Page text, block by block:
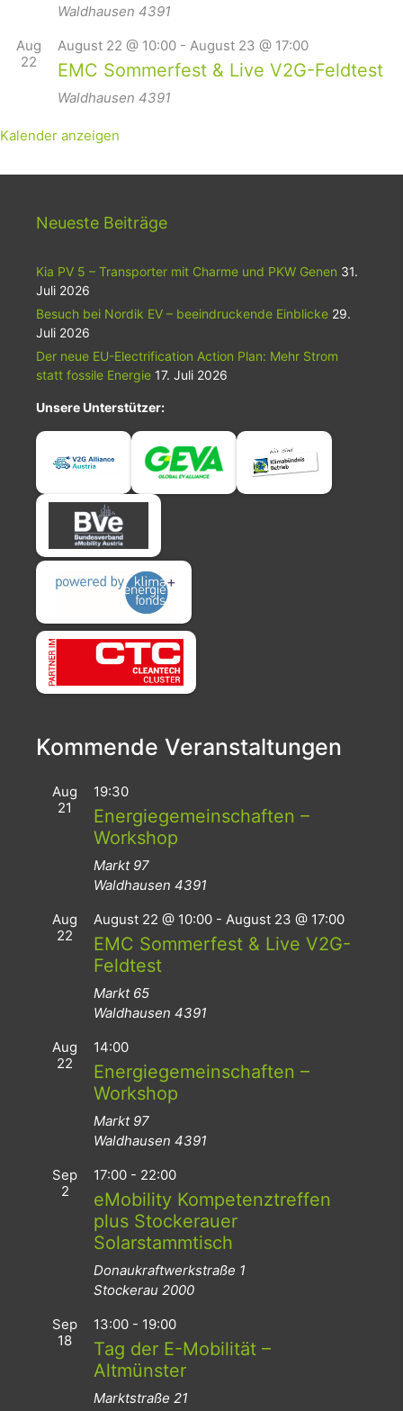
Waldhausen 4391
Aug
22
August 22 @ 10:00 - August 23 @ 17:00
EMC Sommerfest & Live V2G-Feldtest
Waldhausen 4391
Kalender anzeigen
Neueste Beiträge
Kia PV 5 – Transporter mit Charme und PKW Genen 31.
Juli 2026
Besuch bei Nordik EV – beeindruckende Einblicke 29.
Juli 2026
Der neue EU-Electrification Action Plan: Mehr Strom
statt fossile Energie 17. Juli 2026
Unsere Unterstützer:
Kommende Veranstaltungen
Aug
21
19:30
Energiegemeinschaften –
Workshop
Markt 97
Waldhausen 4391
Aug
22
August 22 @ 10:00 - August 23 @ 17:00
EMC Sommerfest & Live V2G-
Feldtest
Markt 65
Waldhausen 4391
Aug
22
14:00
Energiegemeinschaften –
Workshop
Markt 97
Waldhausen 4391
Sep
2
17:00 - 22:00
eMobility Kompetenztreffen
plus Stockerauer
Solarstammtisch
Donaukraftwerkstraße 1
Stockerau 2000
Sep
18
13:00 - 19:00
Tag der E-Mobilität –
Altmünster
Marktstraße 21